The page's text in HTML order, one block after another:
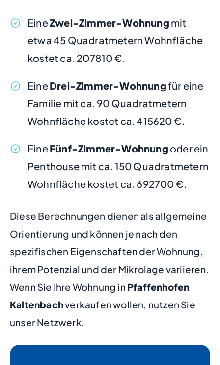
EineZwei-Zimmer-Wohnung mit
etwa 45 Quadratmetern Wohnfläche
kostet ca. 207810 €.
EineDrei-Zimmer-Wohnungfür eine
Familie mit ca. 90 Quadratmetern
Wohnfläche kostet ca. 415620 €.
EineFünf-Zimmer-Wohnung oder ein
Penthouse mit ca. 150 Quadratmetern
Wohnfläche kostet ca. 692700 €.
Diese Berechnungen dienen als allgemeine
Orientierung und können je nach den
spezifischen Eigenschaften der Wohnung,
ihrem Potenzial und der Mikrolage variieren.
Wenn Sie Ihre Wohnung in Pfaffenhofen
Kaltenbachverkaufen wollen, nutzen Sie
unser Netzwerk.